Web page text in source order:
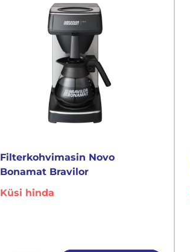
Filterkohvimasin Novo
Bonamat Bravilor
Küsi hinda